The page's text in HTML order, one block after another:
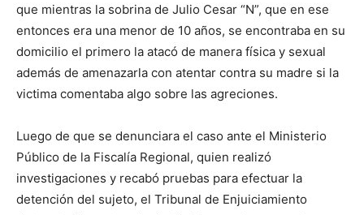
que mientras la sobrina de Julio Cesar “N”, que en ese
entonces era una menor de 10 años, se encontraba en su
domicilio el primero la atacó de manera física y sexual
además de amenazarla con atentar contra su madre si la
victima comentaba algo sobre las agreciones.
Luego de que se denunciara el caso ante el Ministerio
Público de la Fiscalía Regional, quien realizó
investigaciones y recabó pruebas para efectuar la
detención del sujeto, el Tribunal de Enjuiciamiento